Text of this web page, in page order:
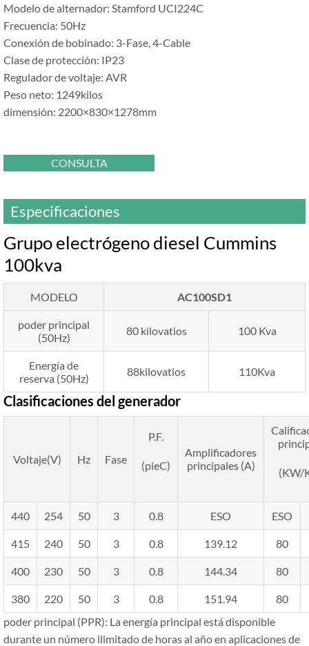
Modelo de alternador: Stamford UCI224C
Frecuencia: 50Hz
Conexión de bobinado: 3-Fase, 4-Cable
Clase de protección: IP23
Regulador de voltaje: AVR
Peso neto: 1249kilos
dimensión: 2200×830×1278mm
CONSULTA
Especificaciones
Grupo electrógeno diesel Cummins
100kva
MODELO AC100SD1
poder principal
(50Hz)
80 kilovatios 100 Kva
Energía de
reserva (50Hz)
88kilovatios 110Kva
Clasificaciones del generador
Voltaje(V) Hz Fase
P.F.
(pieC)
Amplificadores
principales (A)
(KW/
440 254 50 3 0.8 ESO ESO
415 240 50 3 0.8 139.12 80
400 230 50 3 0.8 144.34 80
380 220 50 3 0.8 151.94
80
poder principal (PPR): La energía principal está disponible
durante un número ilimitado de horas al año en aplicaciones de